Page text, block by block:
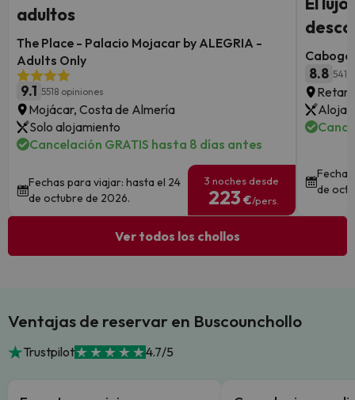
adultos
The Place - Palacio Mojacar by ALEGRIA -
Adults Only
9.1 5518 opiniones
Mojácar, Costa de Almería
Solo alojamiento
Cancelación GRATIS hasta 8 días antes
Fechas para viajar: hasta el 24
de octubre de 2026.
3 noches desde
223 €/pers.
8.8 541
de
Ver todos los chollos
Ventajas de reservar en Buscounchollo
Trustpilot 4.7/5